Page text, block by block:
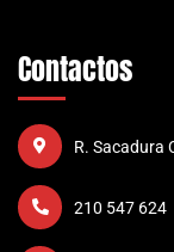
Contactos
R. Sacadura
210 547 624